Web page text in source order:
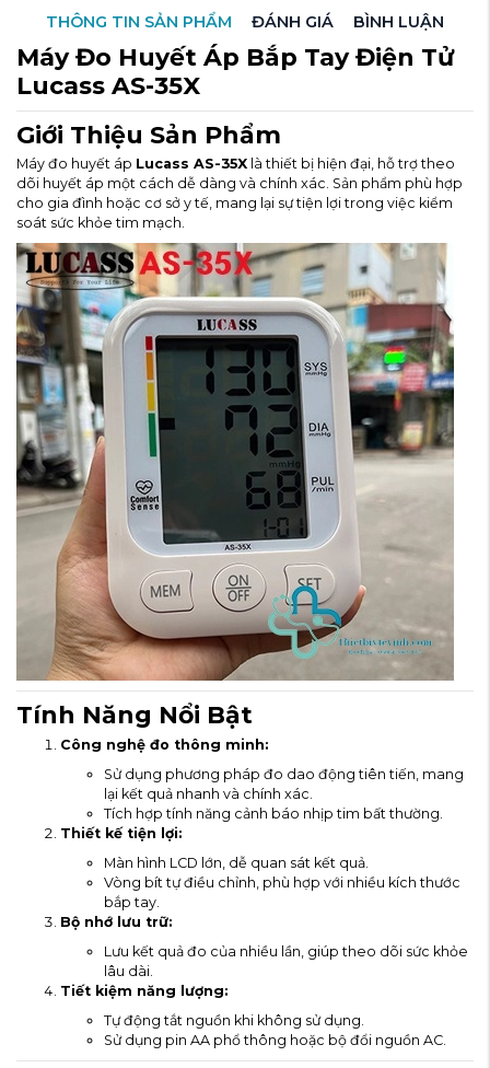
THÔNG TIN SẢN PHẨM ĐÁNH GIÁ BÌNH LUẬN
Máy Đo Huyết Áp Bắp Tay Điện Tử
Lucass AS-35X
Giới Thiệu Sản Phẩm
Máy đo huyết áp Lucass AS-35X là thiết bị hiện đại, hỗ trợ theo
dõi huyết áp một cách dễ dàng và chính xác. Sản phẩm phù hợp
cho gia đình hoặc cơ sở y tế, mang lại sự tiện lợi trong việc kiểm
soát sức khỏe tim mạch.
Tính Năng Nổi Bật
Công nghệ đo thông minh:
Sử dụng phương pháp đo dao động tiên tiến, mang
lại kết quả nhanh và chính xác.
Tích hợp tính năng cảnh báo nhịp tim bất thường.
Thiết kế tiện lợi:
Màn hình LCD lớn, dễ quan sát kết quả.
Vòng bít tự điều chỉnh, phù hợp với nhiều kích thước
bắp tay.
Bộ nhớ lưu trữ:
Lưu kết quả đo của nhiều lần, giúp theo dõi sức khỏe
lâu dài.
Tiết kiệm năng lượng:
Tự động tắt nguồn khi không sử dụng.
Sử dụng pin AA phổ thông hoặc bộ đổi nguồn AC.